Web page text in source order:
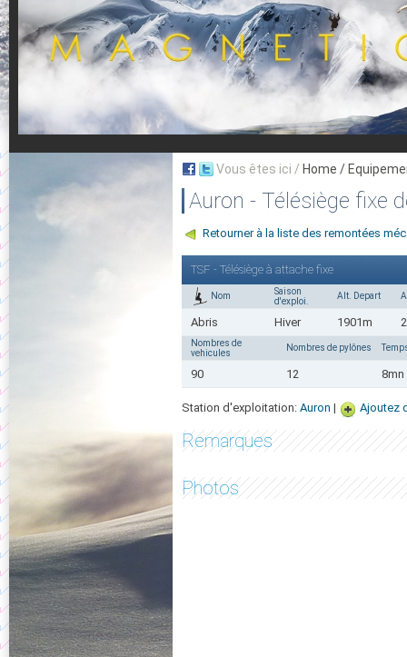
Aujourd'hui : T° Min : °C T° Max :°C
Suivez en direct l'actualité des stations
Vous êtes ici / Home /
Auron - Télésiège fixe
Retourner à la liste des remontées
TSF - Télésiège à attache fixe
Nom
Saison
d'exploi.
Alt. Depart
Abris Hiver 1901m
Nombres de
vehicules
Nombres de pylônes
90 12 8mn
Station d'exploitation: Auron | Ajoutez
Remarques
Photos